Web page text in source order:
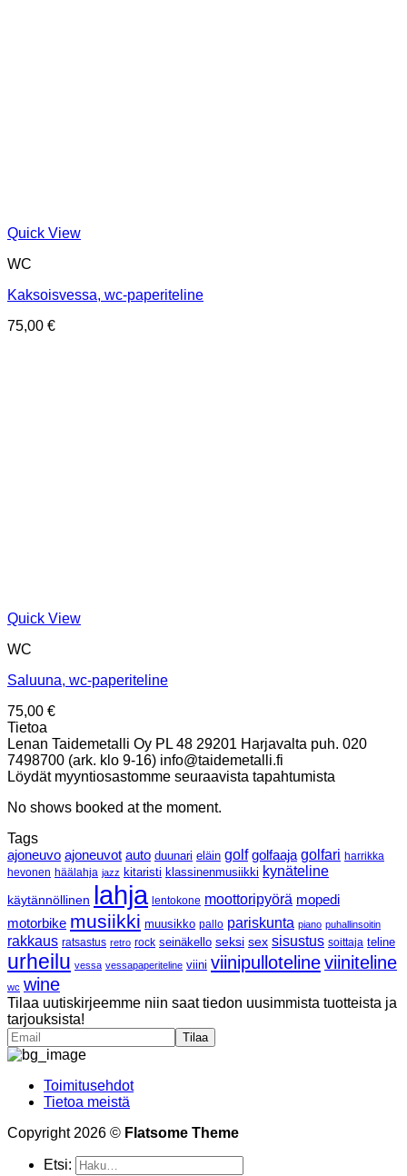
Quick View
WC
Kaksoisvessa, wc-paperiteline
75,00 €
Quick View
WC
Saluuna, wc-paperiteline
75,00 €
Tietoa
Lenan Taidemetalli Oy PL 48 29201 Harjavalta puh. 020
7498700 (ark. klo 9-16) info@taidemetalli.fi
Löydät myyntiosastomme seuraavista tapahtumista
No shows booked at the moment.
Tags
ajoneuvo ajoneuvot auto duunari eläin golf golfaaja golfari harrikka
hevonen häälahja jazz kitaristi klassinenmusiikki kynäteline
käytännöllinen lahja lentokone moottoripyörä mopedi
motorbike musiikki muusikko pallo pariskunta piano puhallinsoitin
rakkaus ratsastus retro rock seinäkello seksi sex sisustus soittaja teline
urheilu vessa vessapaperiteline viini viinipullotelineviiniteline
wc wine
Tilaa uutiskirjeemme niin saat tiedon uusimmista tuotteista ja
tarjouksista!
Toimitusehdot
Tietoa meistä
Copyright 2026 © Flatsome Theme
Etsi: